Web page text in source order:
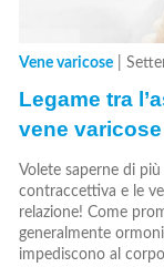
Vene varicose
Legame tra
vene varicose
Volete saperne di più
contraccettiva e le
relazione! Come
generalmente
impediscono al